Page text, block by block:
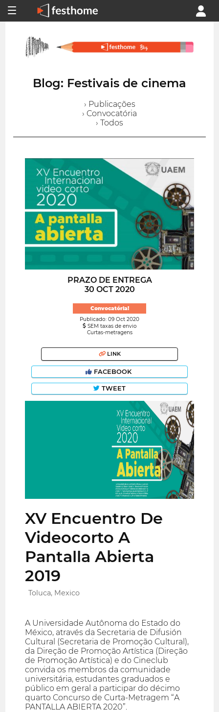
Blog: Festivais de cinema
› Publicações
› Convocatória
› Todos
PRAZO DE ENTREGA
30 OCT 2020
Convocatória!
Publicado: 09 Oct 2020
SEM taxas de envio
Curtas-metragens
LINK
FACEBOOK
TWEET
XV Encuentro De
Videocorto A
Pantalla Abierta
2019
Toluca, Mexico
A Universidade Autônoma do Estado do
México, através da Secretaria de Difusión
Cultural (Secretaria de Promoção Cultural),
da Direção de Promoção Artística (Direção
de Promoção Artística) e do Cineclub
convida os membros da comunidade
universitária, estudantes graduados e
público em geral a participar do décimo
quarto Concurso de Curta-Metragem “A
PANTALLA ABIERTA 2020”.